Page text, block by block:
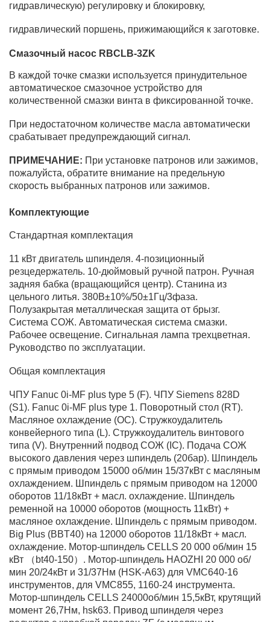
гидравлическую) регулировку и блокировку,
гидравлический поршень, прижимающийся к заготовке.
Смазочный насос RBCLB-3ZK
В каждой точке смазки используется принудительное
автоматическое смазочное устройство для
количественной смазки винта в фиксированной точке.
При недостаточном количестве масла автоматически
срабатывает предупреждающий сигнал.
ПРИМЕЧАНИЕ: При установке патронов или зажимов,
пожалуйста, обратите внимание на предельную
скорость выбранных патронов или зажимов.
Комплектующие
Стандартная комплектация
11 кВт двигатель шпинделя. 4-позиционный
резцедержатель. 10-дюймовый ручной патрон. Ручная
задняя бабка (вращающийся центр). Станина из
цельного литья. 380В±10%/50±1Гц/3фаза.
Полузакрытая металлическая защита от брызг.
Система СОЖ. Автоматическая система смазки.
Рабочее освещение. Сигнальная лампа трехцветная.
Руководство по эксплуатации.
Общая комплектация
ЧПУ Fanuc 0i-MF plus type 5 (F). ЧПУ Siemens 828D
(S1). Fanuc 0i-MF plus type 1. Поворотный стол (RT).
Масляное охлаждение (OC). Стружкоудалитель
конвейерного типа (L). Стружкоудалитель винтового
типа (V). Внутренний подвод СОЖ (IC). Подача СОЖ
высокого давления через шпиндель (20бар). Шпиндель
с прямым приводом 15000 об/мин 15/37кВт с масляным
охлаждением. Шпиндель с прямым приводом на 12000
оборотов 11/18кВт + масл. охлаждение. Шпиндель
ременной на 10000 оборотов (мощность 11кВт) +
масляное охлаждение. Шпиндель с прямым приводом.
Big Plus (BBT40) на 12000 оборотов 11/18кВт + масл.
охлаждение. Мотор-шпиндель CELLS 20 000 об/мин 15
кВт （bt40-150）. Мотор-шпиндель HAOZHI 20 000 об/
мин 20/24кВт и 31/37Нм (HSK-A63) для VMC640-16
инструментов, для VMC855, 1160-24 инструмента.
Мотор-шпиндель CELLS 24000об/мин 15,5кВт, крутящий
момент 26,7Нм, hsk63. Привод шпинделя через